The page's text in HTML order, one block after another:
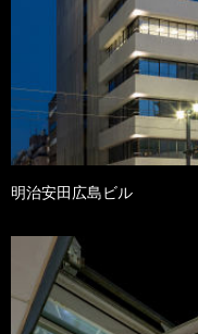
明治安田広島ビル